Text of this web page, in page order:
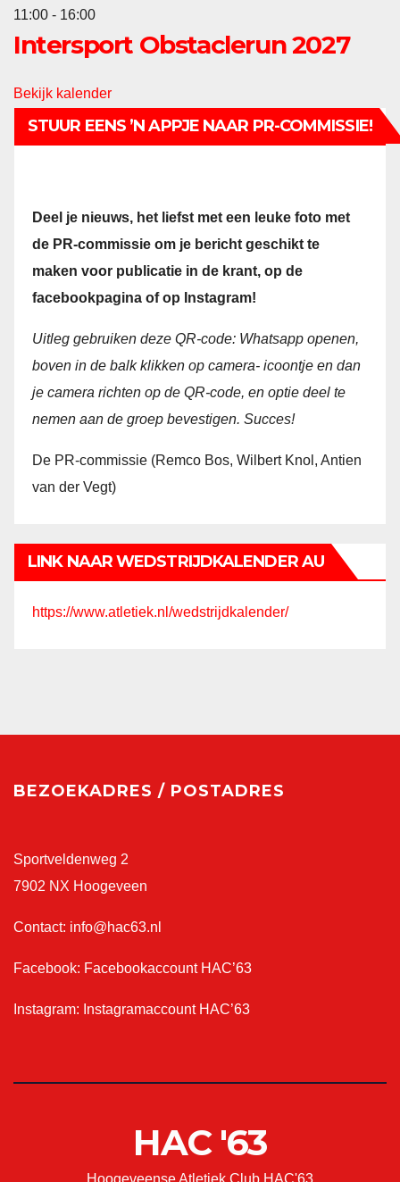
11:00 - 16:00
Intersport Obstaclerun 2027
Bekijk kalender
STUUR EENS ’N APPJE NAAR PR-COMMISSIE!
Deel je nieuws, het liefst met een leuke foto met
de PR-commissie om je bericht geschikt te
maken voor publicatie in de krant, op de
facebookpagina of op Instagram!
Uitleg gebruiken deze QR-code: Whatsapp openen,
boven in de balk klikken op camera- icoontje en dan
je camera richten op de QR-code, en optie deel te
nemen aan de groep bevestigen. Succes!
De PR-commissie (Remco Bos, Wilbert Knol, Antien
van der Vegt)
LINK NAAR WEDSTRIJDKALENDER AU
https://www.atletiek.nl/wedstrijdkalender/
BEZOEKADRES / POSTADRES
Sportveldenweg 2
7902 NX Hoogeveen
Contact: info@hac63.nl
Facebook: Facebookaccount HAC’63
Instagram: Instagramaccount HAC’63
HAC '63